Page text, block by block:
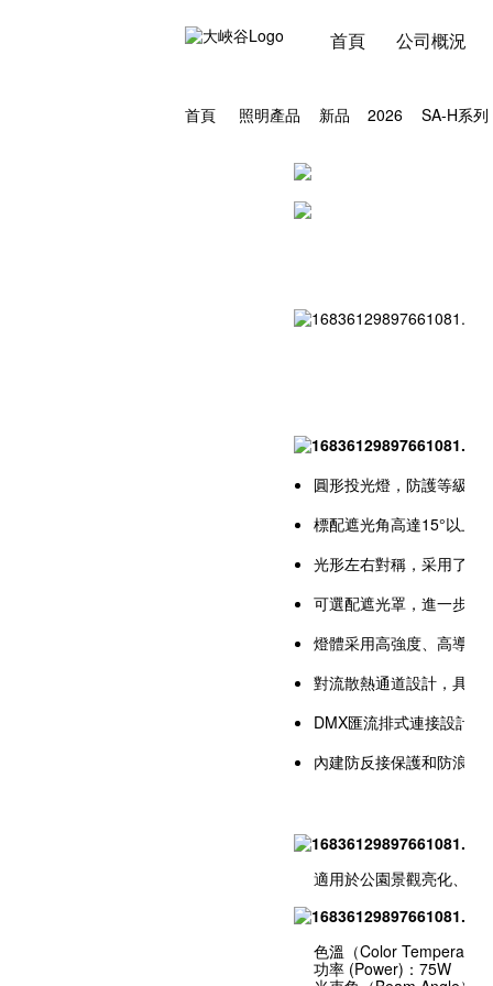
首頁 公司概況
首頁 照明產品 新品 2026 SA-H系列
圓形投光燈，防護等級達
標配遮光⾓⾼達15°以上
光形左右對稱，采⽤了三
可選配遮光罩，進⼀步提
燈體采⽤⾼強度、⾼導熱
對流散熱通道設計，具有
DMX匯流排式連接設計，
內建防反接保護和防浪湧
適用於公園景觀亮化、戶
色溫（Color
功率 (Power)：75W